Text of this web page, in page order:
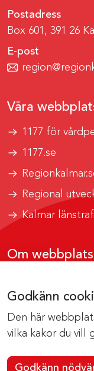
Godkänn
Den här
vilka kakor du vill
Godkänn
Postadress
Box 601, 391 26
E-post
Våra
1177 för
1177.se
Regional
Kalmar
Om
Om cookies
Kontakta